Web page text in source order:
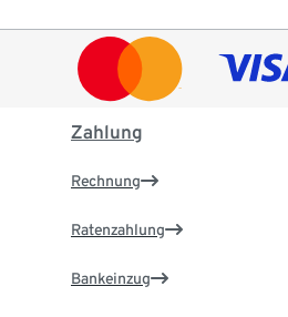
Zahlung
Rechnung
Ratenzahlung
Bankeinzug